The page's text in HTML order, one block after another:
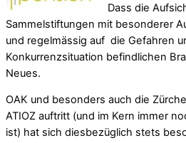
Dass die
Sammelstiftungen mit besonderer
und regelmässig auf die Gefahren
Konkurrenzsituation befindlichen
Neues.
OAK und besonders auch die
ATIOZ auftritt (und im Kern immer
ist) hat sich diesbezüglich stets